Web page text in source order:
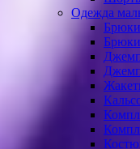
Одежда
Брюки